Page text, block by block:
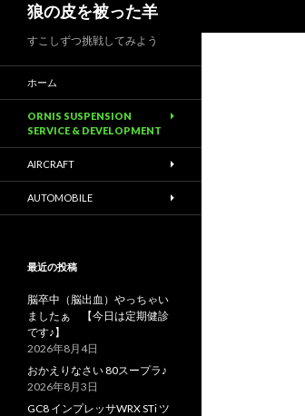
狼の皮を被った羊
すこしずつ挑戦してみよう
ホーム
ORNIS SUSPENSION
SERVICE & DEVELOPMENT
AIRCRAFT
AUTOMOBILE
最近の投稿
脳卒中（脳出血）やっちゃい
ましたぁ 【今日は定期健診
です♪】
2026年8月4日
おかえりなさい 80スープラ♪
2026年8月3日
GC8 インプレッサWRX STi ツ